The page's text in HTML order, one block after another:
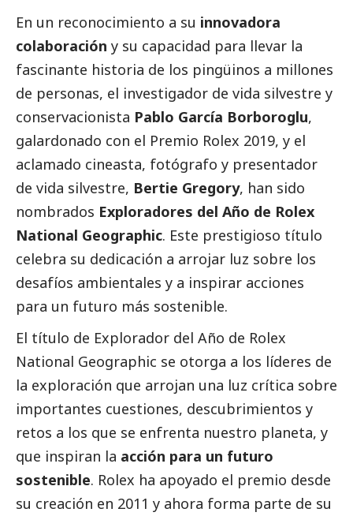
En un reconocimiento a su innovadora
colaboración y su capacidad para llevar la
fascinante historia de los pingüinos a millones
de personas, el investigador de vida silvestre y
conservacionista Pablo García Borboroglu,
galardonado con el Premio Rolex 2019, y el
aclamado cineasta, fotógrafo y presentador
de vida silvestre, Bertie Gregory, han sido
nombrados Exploradores del Año de Rolex
National Geographic. Este prestigioso título
celebra su dedicación a arrojar luz sobre los
desafíos ambientales y a inspirar acciones
para un futuro más sostenible.
El título de Explorador del Año de Rolex
National Geographic se otorga a los líderes de
la exploración que arrojan una luz crítica sobre
importantes cuestiones, descubrimientos y
retos a los que se enfrenta nuestro planeta, y
que inspiran la acción para un futuro
sostenible. Rolex ha apoyado el premio desde
su creación en 2011 y ahora forma parte de su